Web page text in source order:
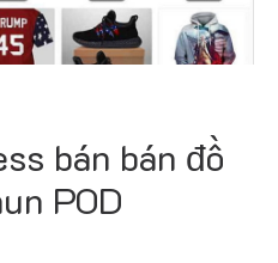
bán bán đồ
POD